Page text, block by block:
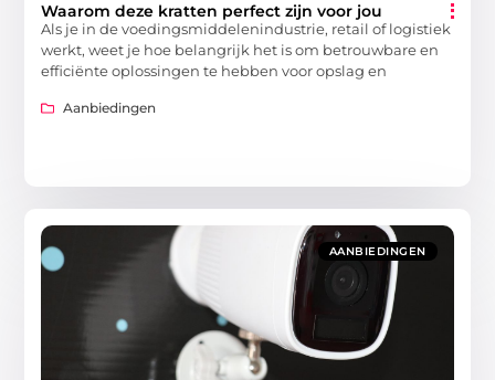
Waarom deze kratten perfect zijn voor jou
Als je in de voedingsmiddelenindustrie, retail of logistiek
werkt, weet je hoe belangrijk het is om betrouwbare en
efficiënte oplossingen te hebben voor opslag en
Aanbiedingen
AANBIEDINGEN